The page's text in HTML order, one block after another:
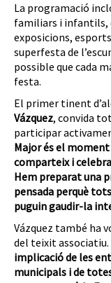
La programació
familiars i infantils,
exposicions,
superfesta de
possible que cada
festa.
El primer tinent
Vázquez, convida
participar
Major és el
comparteix i
Hem preparat una
pensada perquè
puguin gaudir-la
Vázquez també ha
del teixit associatiu.
implicació de les
municipals i de